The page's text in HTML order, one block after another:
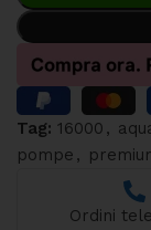
Tag: 16000 ,
pompe ,
Ordini